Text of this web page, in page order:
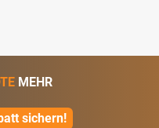
MEHR
sichern!